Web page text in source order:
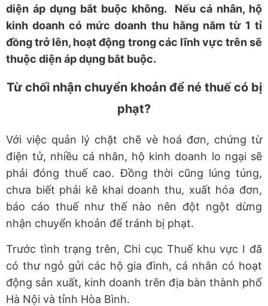
diện áp dụng bắt buộc không. Nếu cá nhân, hộ
kinh doanh có mức doanh thu hằng năm từ 1 tỉ
đồng trở lên, hoạt động trong các lĩnh vực trên sẽ
thuộc diện áp dụng bắt buộc.
Từ chối nhận chuyển khoản để né thuế có bị
phạt?
Với việc quản lý chặt chẽ vè hoá đơn, chứng từ
điện tử, nhiều cá nhân, hộ kinh doanh lo ngại sẽ
phải đóng thuế cao. Đồng thời cũng lúng túng,
chưa biết phải kê khai doanh thu, xuất hóa đơn,
báo cáo thuế như thế nào nên đột ngột dừng
nhận chuyển khoản để tránh bị phạt.
Trước tình trạng trên, Chi cục Thuế khu vực I đã
có thư ngỏ gửi các hộ gia đình, cá nhân có hoạt
động sản xuất, kinh doanh trên địa bàn thành phố
Hà Nội và tỉnh Hòa Bình.